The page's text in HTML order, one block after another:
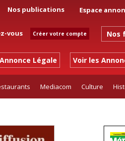
Nos publications Espace
vous Créer votre compte Nos
Légale Voir les
Mediacom Culture